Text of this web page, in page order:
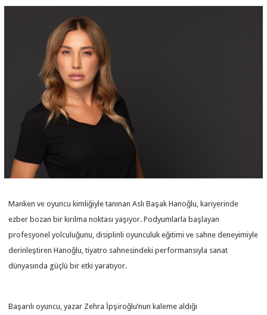
Manken ve oyuncu kimliğiyle tanınan Aslı Başak Hanoğlu, kariyerinde
ezber bozan bir kırılma noktası yaşıyor. Podyumlarla başlayan
profesyonel yolculuğunu, disiplinli oyunculuk eğitimi ve sahne deneyimiyle
derinleştiren Hanoğlu, tiyatro sahnesindeki performansıyla sanat
dünyasında güçlü bir etki yaratıyor.
Başarılı oyuncu, yazar Zehra İpşiroğlu’nun kaleme aldığı